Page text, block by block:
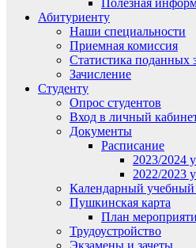
Полезная
Абитуриенту
Наши специальности
Приемная комиссия
Статистика поданных
Зачисление
Студенту
Опрос студентов
Вход в личный
Документы
Расписание
2023/2024
2022/2023
Календарный учебный
Пушкинская карта
План
Трудоустройство
Экзамены и зачеты